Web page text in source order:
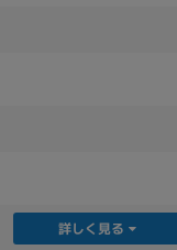
詳しく見る
Ryzen 7